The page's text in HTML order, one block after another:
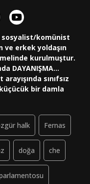
komünist
ve erkek yoldaşın
kurulmuştur.
DAYANIŞMA...
sınıfsız
bir damla
halk Fernas
doğa che